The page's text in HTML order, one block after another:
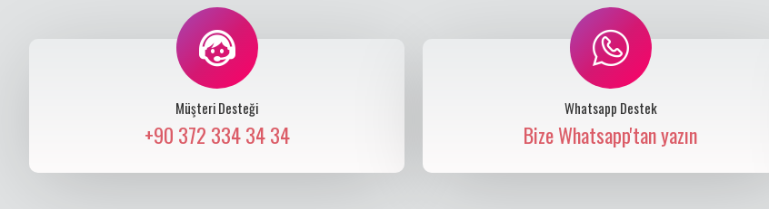
Müşteri Desteği
+90 372 334 34 34
Whatsapp Destek
Bize Whatsapp'tan yazın